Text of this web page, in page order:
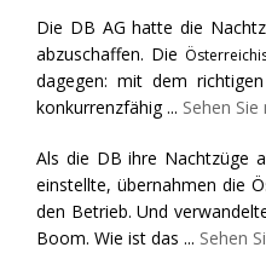
Die DB AG hatte die
abzuschaffen. Die
dagegen: mit dem
konkurrenzfähig... Sehen
Als die DB ihre Nachtzüge
einstellte, übernahmen die
den Betrieb. Und
Boom. Wie ist das ... Sehen